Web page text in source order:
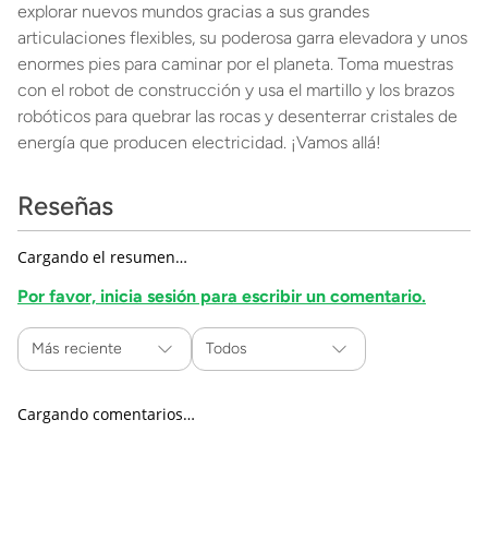
explorar nuevos mundos gracias a sus grandes
articulaciones flexibles, su poderosa garra elevadora y unos
enormes pies para caminar por el planeta. Toma muestras
con el robot de construcción y usa el martillo y los brazos
robóticos para quebrar las rocas y desenterrar cristales de
energía que producen electricidad. ¡Vamos allá!
Reseñas
Cargando el resumen…
Por favor, inicia sesión para escribir un comentario.
Más reciente Todos
Cargando comentarios…